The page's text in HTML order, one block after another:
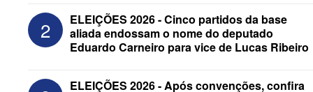
reeleição, Veneziano escolhe segundo
2
ELEIÇÕES 2026 - Cinco partidos da base
aliada endossam o nome do deputado
Eduardo Carneiro para vice de Lucas Ribeiro
ELEIÇÕES 2026 - Após convenções, confira